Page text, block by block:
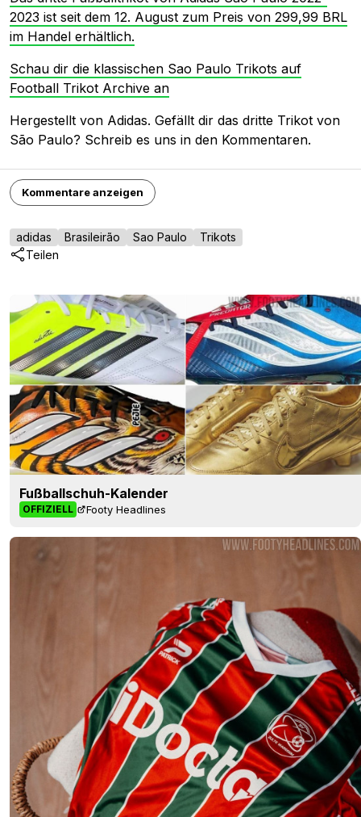
2023 ist seit dem 12. August zum Preis von 299,99 BRL
im Handel erhältlich.
Schau dir die klassischen Sao Paulo Trikots auf
Football Trikot Archive an
Hergestellt von Adidas. Gefällt dir das dritte Trikot von
São Paulo? Schreib es uns in den Kommentaren.
Kommentare anzeigen
adidas Brasileirão Sao Paulo
Trikots
Teilen
Fußballschuh-Kalender
OFFIZIELL Footy Headlines